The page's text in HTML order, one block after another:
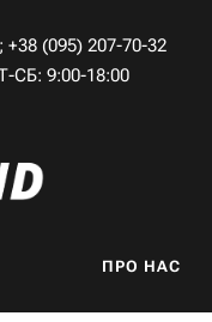
; +38 (095) 207-70-32
СБ: 9:00-18:00
ПРО НАС